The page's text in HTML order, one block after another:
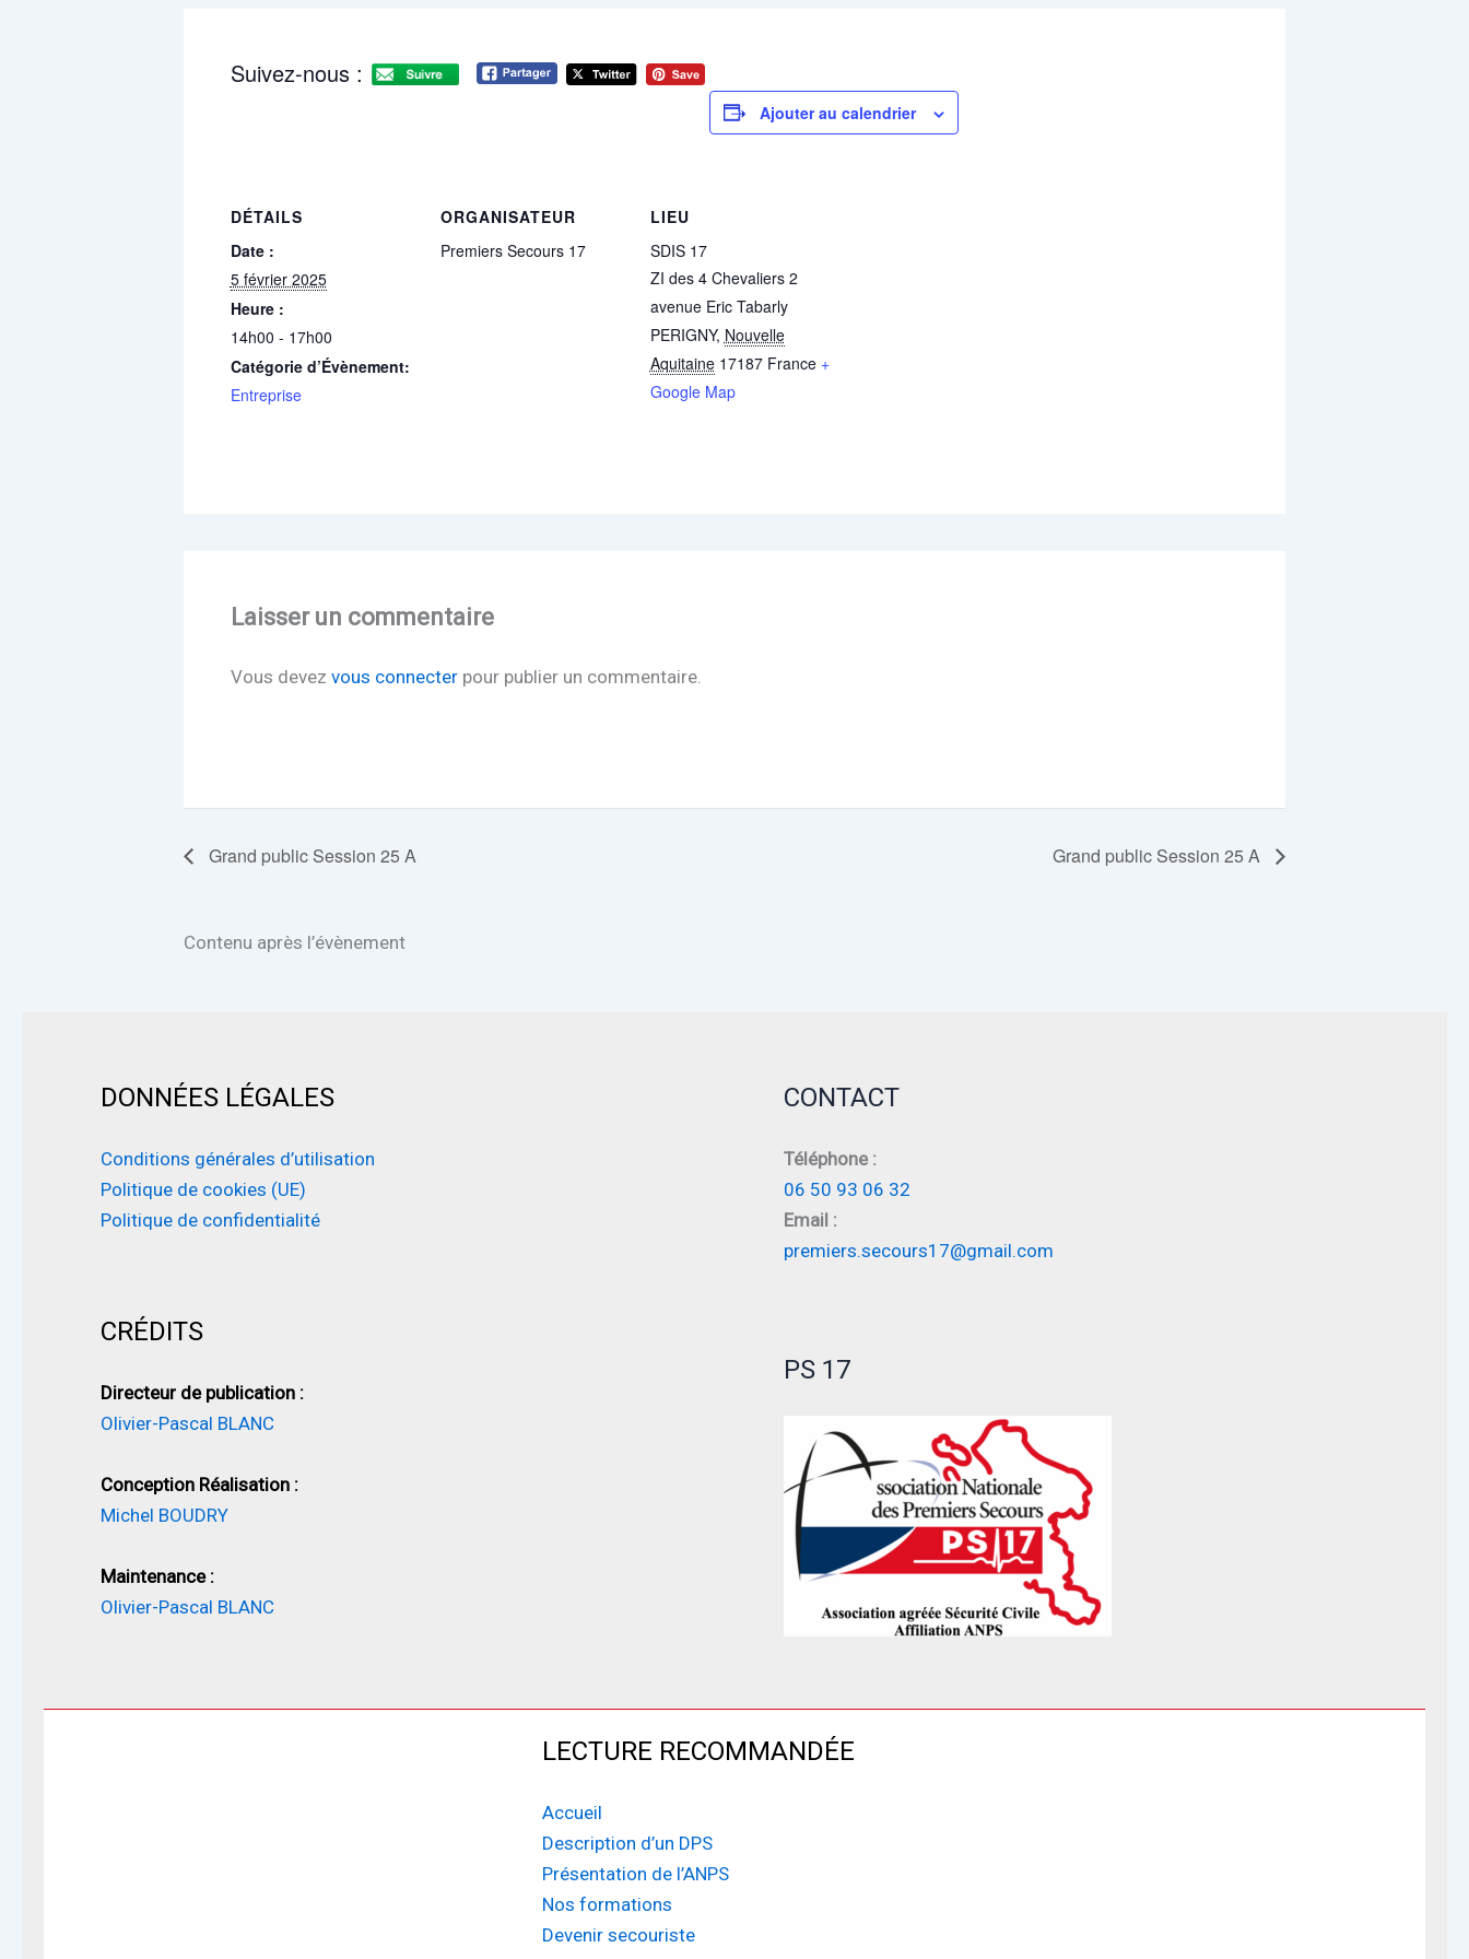
Suivez-nous :
Ajouter au calendrier
DÉTAILS
Date :
5 février 2025
Heure :
14h00 - 17h00
Catégorie d’Évènement:
Entreprise
ORGANISATEUR
Premiers Secours 17
LIEU
SDIS 17
ZI des 4 Chevaliers 2
avenue Eric Tabarly
PERIGNY, Nouvelle
Aquitaine 17187 France +
Google Map
Laisser un commentaire
Vous devez vous connecterpour publier un commentaire.
Grand public Session 25 A Grand public Session 25 A
Contenu après l’évènement
DONNÉES LÉGALES
Conditions générales d’utilisation
Politique de cookies (UE)
Politique de confidentialité
CRÉDITS
Directeur de publication :
Olivier-Pascal BLANC
Conception Réalisation :
Michel BOUDRY
Maintenance :
Olivier-Pascal BLANC
CONTACT
Téléphone :
06 50 93 06 32
Email :
premiers.secours17@gmail.com
PS 17
LECTURE RECOMMANDÉE
Accueil
Description d’un DPS
Présentation de l’ANPS
Nos formations
Devenir secouriste